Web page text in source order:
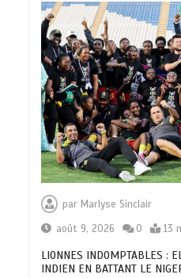
par Marlyse Sinclair
août 9, 2026
0 13
LIONNES INDOMPTABLES :
INDIEN EN BATTANT LE